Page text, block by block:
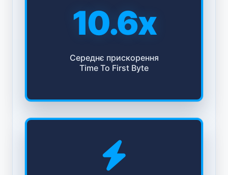
10.6x
Середнє прискорення
Time To First Byte